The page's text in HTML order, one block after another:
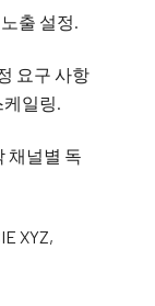
출 설정.
요구 사항
케일링.
채널별 독
XYZ,